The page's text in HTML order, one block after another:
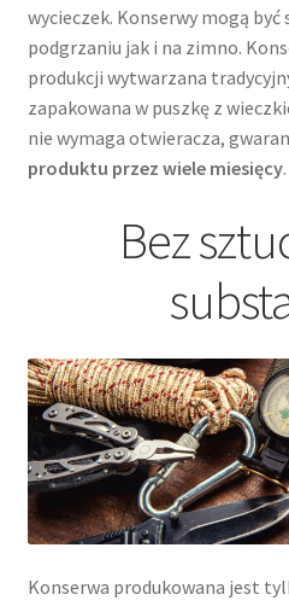
wycieczek. Konserwy mogą
podgrzaniu jak i na zimno.
produkcji wytwarzana
zapakowana w puszkę z
nie wymaga otwieracza,
produktu przez wiele miesięcy.
Bez
Konserwa produkowana jest